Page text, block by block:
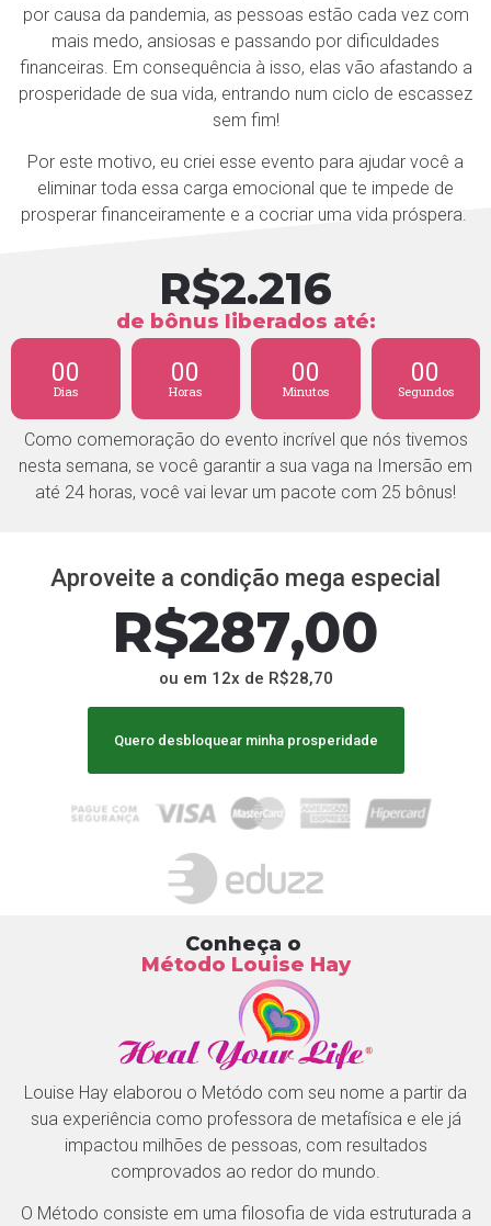
por causa da pandemia, as pessoas estão cada vez com
mais medo, ansiosas e passando por dificuldades
financeiras. Em consequência à isso, elas vão afastando a
prosperidade de sua vida, entrando num ciclo de escassez
sem fim!
Por este motivo, eu criei esse evento para ajudar você a
eliminar toda essa carga emocional que te impede de
prosperar financeiramente e a cocriar uma vida próspera.
R$2.216
de bônus liberados até:
00
Dias
00
Horas
00
Minutos
00
Segundos
Como comemoração do evento incrível que nós tivemos
nesta semana, se você garantir a sua vaga na Imersão em
até 24 horas, você vai levar um pacote com 25 bônus!
Aproveite a condição mega especial
R$287,00
ou em 12x de R$28,70
Quero desbloquear minha prosperidade
Conheça o
Método Louise Hay
Louise Hay elaborou o Metódo com seu nome a partir da
sua experiência como professora de metafísica e ele já
impactou milhões de pessoas, com resultados
comprovados ao redor do mundo.
O Método consiste em uma filosofia de vida estruturada a